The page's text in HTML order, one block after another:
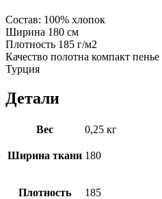
Состав: 100% хлопок
Ширина 180 см
Плотность 185 г/м2
Качество полотна компакт пенье
Турция
Детали
Вес 0,25 кг
Ширина ткани 180
Плотность 185